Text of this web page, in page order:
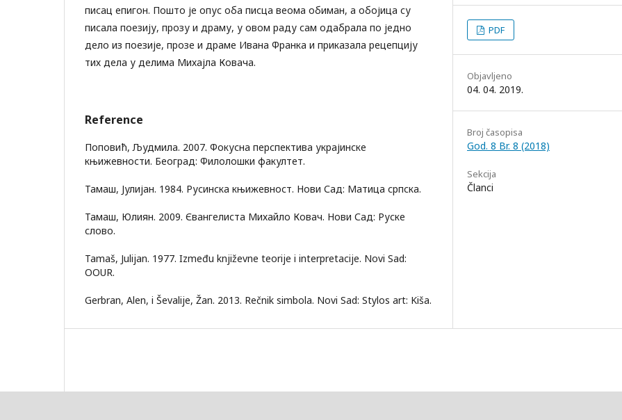
писац епигон. Пошто је опус оба писца веома обиман, а обојица су
писала поезију, прозу и драму, у овом раду сам одабрала по једно
дело из поезије, прозе и драме Ивана Франка и приказала рецепцију
тих дела у делима Михајла Ковача.
Reference
Поповић, Људмила. 2007. Фокусна перспектива украјинске
књижевности. Београд: Филолошки факултет.
Тамаш, Јулијан. 1984. Русинска књижевност. Нови Сад: Матица српска.
Тамаш, Юлиян. 2009. Євангелиста Михайло Ковач. Нови Сад: Руске
слово.
Tamaš, Julijan. 1977. Između književne teorije i interpretacije. Novi Sad:
OOUR.
Gerbran, Alen, i Ševalije, Žan. 2013. Rečnik simbola. Novi Sad: Stylos art: Kiša.
PDF
Objavljeno
04. 04. 2019.
Broj časopisa
God. 8 Br. 8 (2018)
Sekcija
Članci